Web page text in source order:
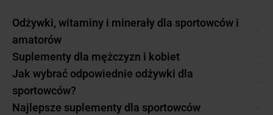
Odżywki, witaminy i minerały dla sportowców i
amatorów
Suplementy dla mężczyzn i kobiet
Jak wybrać odpowiednie odżywki dla
sportowców?
Najlepsze suplementy dla sportowców